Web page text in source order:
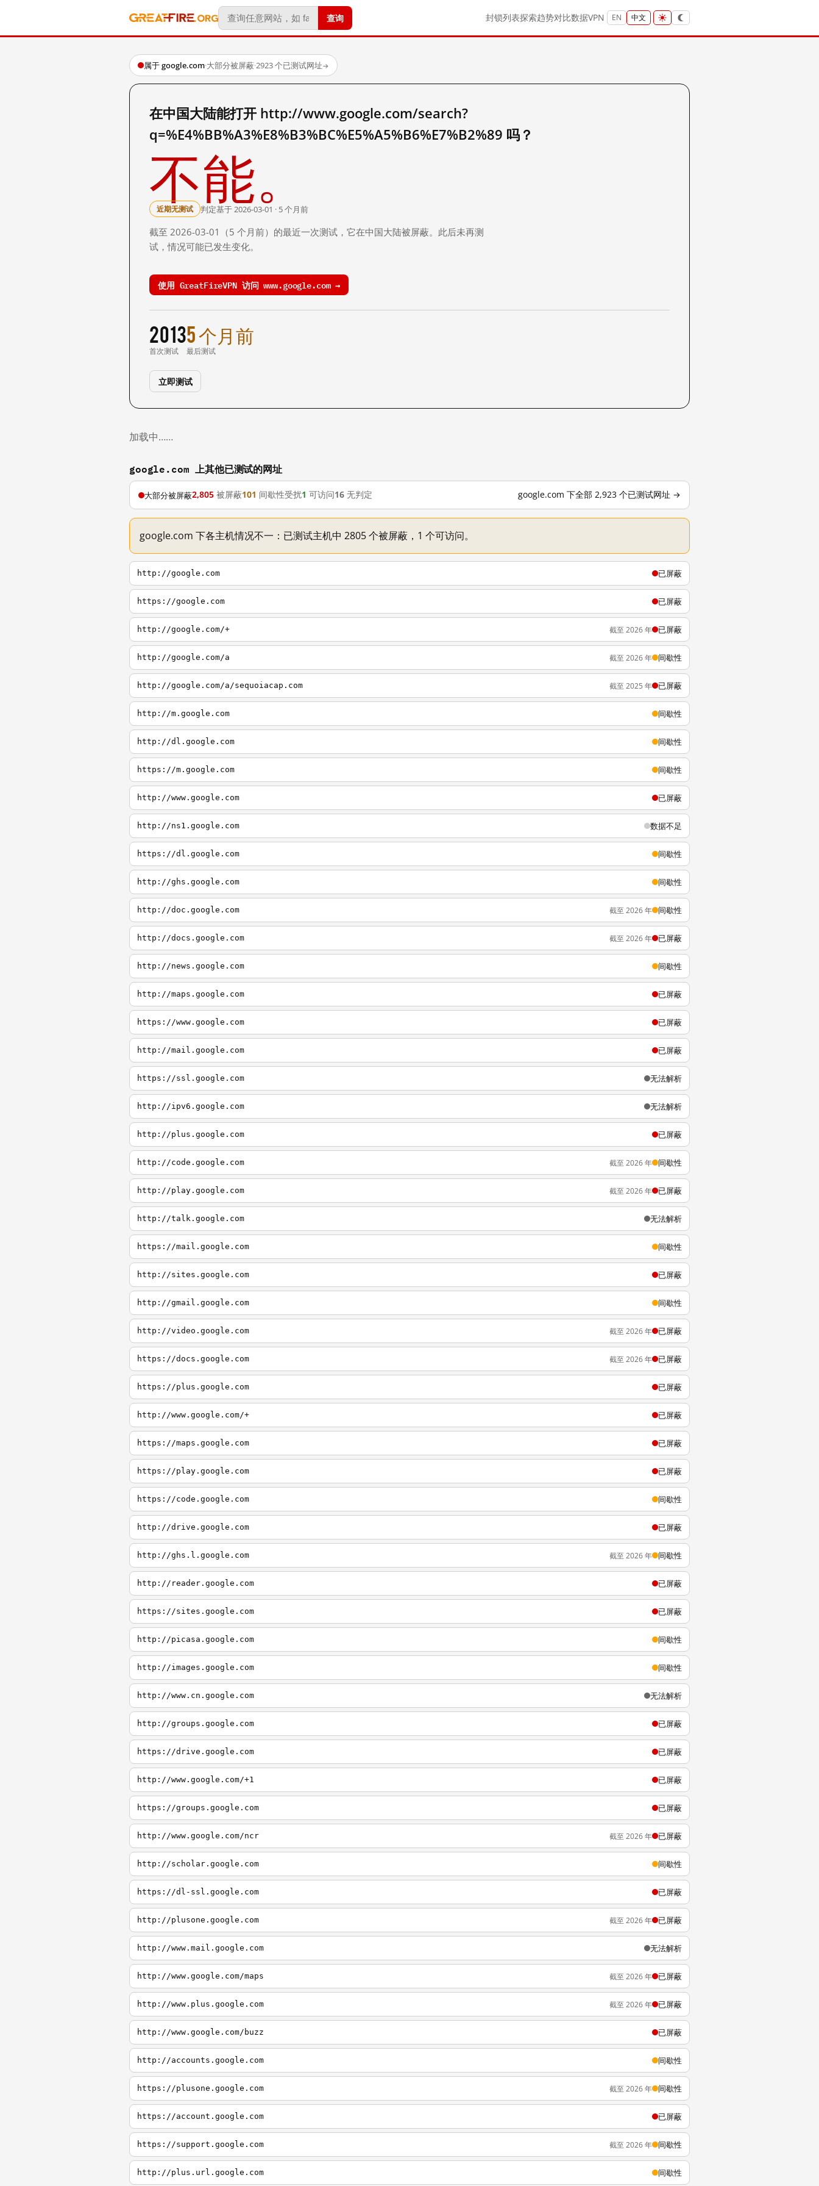
查询 封锁列表探索趋势对比数据VPN EN 中文
属于 google.com·大部分被屏蔽·2923 个已测试网址→
在中国大陆能打开 http://www.google.com/search?
q=%E4%BB%A3%E8%B3%BC%E5%A5%B6%E7%B2%89 吗？
不能。
近期无测试 判定基于 2026-03-01 · 5 个月前
截至 2026-03-01（5 个月前）的最近一次测试，它在中国大陆被屏蔽。此后未再测
试，情况可能已发生变化。
使用 GreatFireVPN 访问 www.google.com →
2013
首次测试
5 个月前
最后测试
立即测试
加载中……
google.com 上其他已测试的网址
大部分被屏蔽2,805 被屏蔽101 间歇性受扰1 可访问16 无判定 google.com 下全部 2,923 个已测试网址 →
google.com 下各主机情况不一：已测试主机中 2805 个被屏蔽，1 个可访问。
http://google.com 已屏蔽
https://google.com 已屏蔽
http://google.com/+ 截至 2026 年 已屏蔽
http://google.com/a 截至 2026 年 间歇性
http://google.com/a/sequoiacap.com 截至 2025 年 已屏蔽
http://m.google.com 间歇性
http://dl.google.com 间歇性
https://m.google.com 间歇性
http://www.google.com 已屏蔽
http://ns1.google.com 数据不足
https://dl.google.com 间歇性
http://ghs.google.com 间歇性
http://doc.google.com 截至 2026 年 间歇性
http://docs.google.com 截至 2026 年 已屏蔽
http://news.google.com 间歇性
http://maps.google.com 已屏蔽
https://www.google.com 已屏蔽
http://mail.google.com 已屏蔽
https://ssl.google.com 无法解析
http://ipv6.google.com 无法解析
http://plus.google.com 已屏蔽
http://code.google.com 截至 2026 年 间歇性
http://play.google.com 截至 2026 年 已屏蔽
http://talk.google.com 无法解析
https://mail.google.com 间歇性
http://sites.google.com 已屏蔽
http://gmail.google.com 间歇性
http://video.google.com 截至 2026 年 已屏蔽
https://docs.google.com 截至 2026 年 已屏蔽
https://plus.google.com 已屏蔽
http://www.google.com/+ 已屏蔽
https://maps.google.com 已屏蔽
https://play.google.com 已屏蔽
https://code.google.com 间歇性
http://drive.google.com 已屏蔽
http://ghs.l.google.com 截至 2026 年 间歇性
http://reader.google.com 已屏蔽
https://sites.google.com 已屏蔽
http://picasa.google.com 间歇性
http://images.google.com 间歇性
http://www.cn.google.com 无法解析
http://groups.google.com 已屏蔽
https://drive.google.com 已屏蔽
http://www.google.com/+1 已屏蔽
https://groups.google.com 已屏蔽
http://www.google.com/ncr 截至 2026 年 已屏蔽
http://scholar.google.com 间歇性
https://dl-ssl.google.com 已屏蔽
http://plusone.google.com 截至 2026 年 已屏蔽
http://www.mail.google.com 无法解析
http://www.google.com/maps 截至 2026 年 已屏蔽
http://www.plus.google.com 截至 2026 年 已屏蔽
http://www.google.com/buzz 已屏蔽
http://accounts.google.com 间歇性
https://plusone.google.com 截至 2026 年 间歇性
https://account.google.com 已屏蔽
https://support.google.com 截至 2026 年 间歇性
http://plus.url.google.com 间歇性